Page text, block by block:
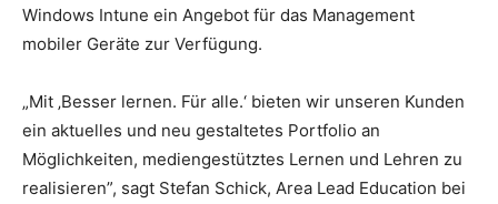
Windows Intune ein Angebot für das Management
mobiler Geräte zur Verfügung.
„Mit ‚Besser lernen. Für alle.‘ bieten wir unseren Kunden
ein aktuelles und neu gestaltetes Portfolio an
Möglichkeiten, mediengestütztes Lernen und Lehren zu
realisieren”, sagt Stefan Schick, Area Lead Education bei